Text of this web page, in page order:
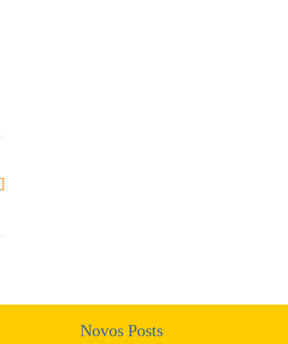
Novos Posts